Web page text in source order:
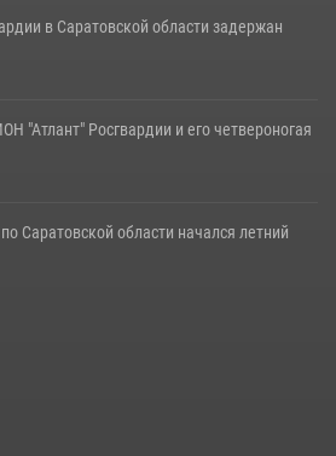
в Саратовской области задержан
"Атлант" Росгвардии и его четвероногая
Саратовской области начался летний